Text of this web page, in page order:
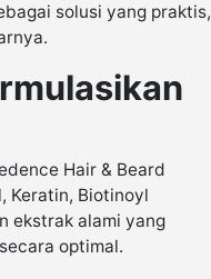
solusi yang praktis,
Hair & Beard
Keratin, Biotinoyl
ekstrak alami yang
optimal.